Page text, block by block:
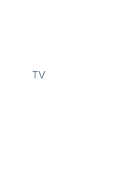
TV